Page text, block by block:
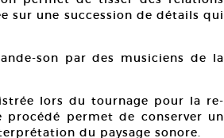
sur une succession de détails qui
son par des musiciens de la
lors du tournage pour la re-
permet de conserver un
du paysage sonore.